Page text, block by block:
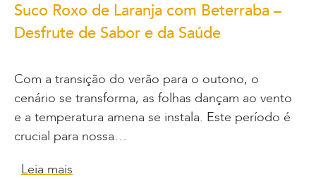
Suco Roxo de Laranja com Beterraba –
Desfrute de Sabor e da Saúde
Com a transição do verão para o outono, o
cenário se transforma, as folhas dançam ao vento
e a temperatura amena se instala. Este período é
crucial para nossa…
Leia mais